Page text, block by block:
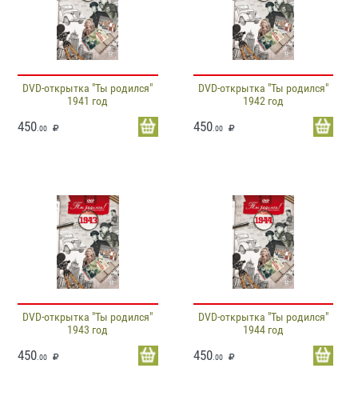
DVD-открытка "Ты родился"
1941 год
450 .00
DVD-открытка "Ты родился"
1942 год
450.00
DVD-открытка "Ты родился"
1943 год
450 .00
DVD-открытка "Ты родился"
1944 год
450.00